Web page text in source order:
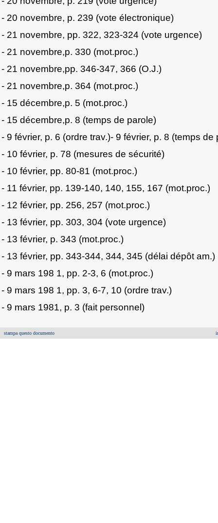
- 20 novembre, p. 239 (vote électronique)
- 21 novembre, pp. 322, 323-324 (vote urgence)
- 21 novembre,p. 330 (mot.proc.)
- 21 novembre,pp. 346-347, 366 (O.J.)
- 21 novembre,p. 364 (mot.proc.)
- 15 décembre,p. 5 (mot.proc.)
- 15 décembre,p. 8 (temps de parole)
- 9 février, p. 6 (ordre trav.)- 9 février, p. 8 (temps de
- 10 février, p. 78 (mesures de sécurité)
- 10 février, pp. 80-81 (mot.proc.)
- 11 février, pp. 139-140, 140, 155, 167 (mot.proc.)
- 12 février, pp. 256, 257 (mot.proc.)
- 13 février, pp. 303, 304 (vote urgence)
- 13 février, p. 343 (mot.proc.)
- 13 février, pp. 343-344, 344, 345 (délai dépôt am.)
- 9 mars 198 1, pp. 2-3, 6 (mot.proc.)
- 9 mars 198 1, pp. 3, 6-7, 10 (ordre trav.)
- 9 mars 1981, p. 3 (fait personnel)
stampa questo documento